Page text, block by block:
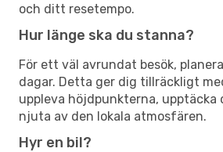
och ditt resetempo.
Hur länge ska du stanna?
För ett väl avrundat besök,
dagar. Detta ger dig tillräckligt
uppleva höjdpunkterna, upptäcka
njuta av den lokala atmosfären.
Hyr en bil?